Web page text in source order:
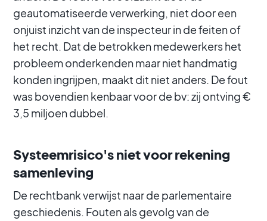
geautomatiseerde verwerking, niet door een
onjuist inzicht van de inspecteur in de feiten of
het recht. Dat de betrokken medewerkers het
probleem onderkenden maar niet handmatig
konden ingrijpen, maakt dit niet anders. De fout
was bovendien kenbaar voor de bv: zij ontving €
3,5 miljoen dubbel.
Systeemrisico's niet voor rekening
samenleving
De rechtbank verwijst naar de parlementaire
geschiedenis. Fouten als gevolg van de